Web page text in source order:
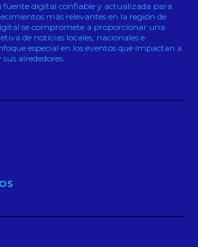
fuente digital confiable y actualizada para
más relevantes en la región de
se compromete a proporcionar una
de noticias locales, nacionales e
especial en los eventos que impactan a
alrededores.